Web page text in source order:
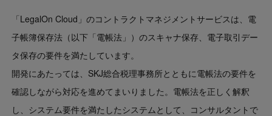
「LegalOn Cloud」のコントラクトマネジメントサービスは、電
子帳簿保存法（以下「電帳法」）のスキャナ保存、電子取引デー
タ保存の要件を満たしています。
開発にあたっては、SKJ総合税理事務所とともに電帳法の要件を
確認しながら対応を進めてまいりました。電帳法を正しく解釈
し、システム要件を満たしたシステムとして、コンサルタントで